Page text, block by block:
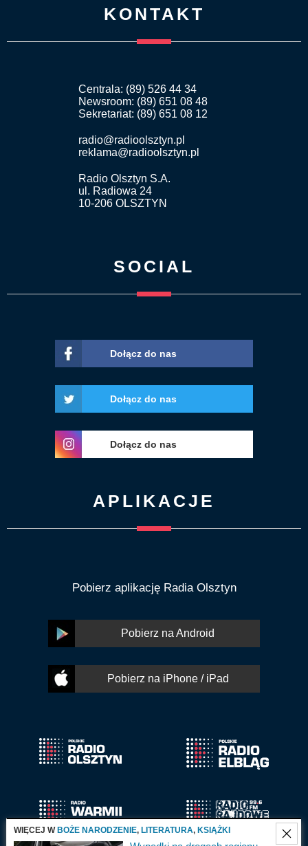
KONTAKT
Centrala: (89) 526 44 34
Newsroom: (89) 651 08 48
Sekretariat: (89) 651 08 12
radio@radioolsztyn.pl
reklama@radioolsztyn.pl
Radio Olsztyn S.A.
ul. Radiowa 24
10-206 OLSZTYN
SOCIAL
Dołącz do nas
Dołącz do nas
Dołącz do nas
APLIKACJE
Pobierz aplikację Radia Olsztyn
Pobierz na Android
Pobierz na iPhone / iPad
WIĘCEJ W BOŻE NARODZENIE, LITERATURA, KSIĄŻKI